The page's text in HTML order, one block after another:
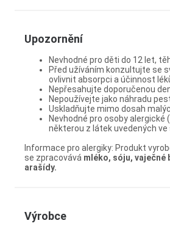
Upozornění
Nevhodné pro děti do 12 let,
Před užíváním konzultujte se
ovlivnit absorpci a účinnost
Nepřesahujte doporučenou
Nepoužívejte jako náhradu
Uskladňujte mimo dosah
Nevhodné pro osoby alergické
některou z látek uvedených ve
Informace pro alergiky: Produkt
se zpracovává mléko, sóju, vaječné
arašídy.
Výrobce